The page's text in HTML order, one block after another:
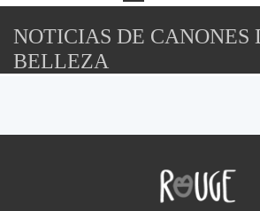
NOTICIAS DE CANONES
BELLEZA